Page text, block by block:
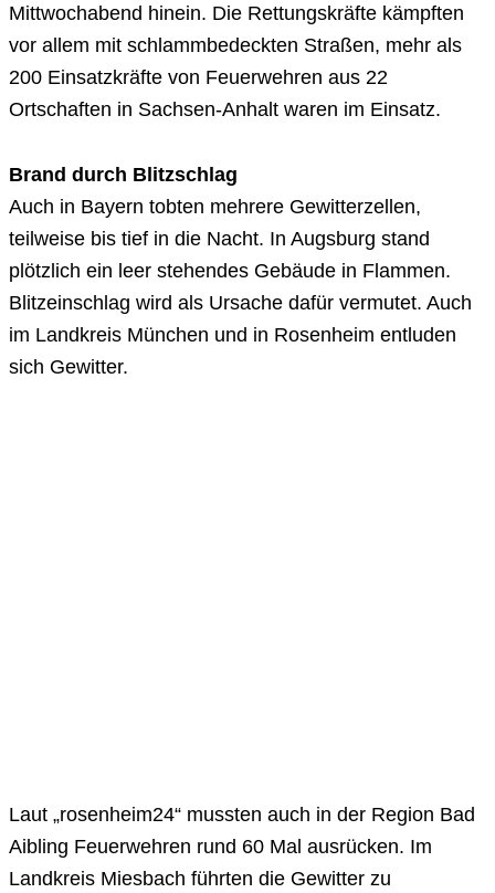
Mittwochabend hinein. Die Rettungskräfte kämpften
vor allem mit schlammbedeckten Straßen, mehr als
200 Einsatzkräfte von Feuerwehren aus 22
Ortschaften in Sachsen-Anhalt waren im Einsatz.
Brand durch Blitzschlag
Auch in Bayern tobten mehrere Gewitterzellen,
teilweise bis tief in die Nacht. In Augsburg stand
plötzlich ein leer stehendes Gebäude in Flammen.
Blitzeinschlag wird als Ursache dafür vermutet. Auch
im Landkreis München und in Rosenheim entluden
sich Gewitter.
Laut „rosenheim24“ mussten auch in der Region Bad
Aibling Feuerwehren rund 60 Mal ausrücken. Im
Landkreis Miesbach führten die Gewitter zu